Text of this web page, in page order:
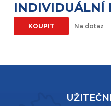
INDIVIDUÁLNÍ
KOUPIT Na dotaz